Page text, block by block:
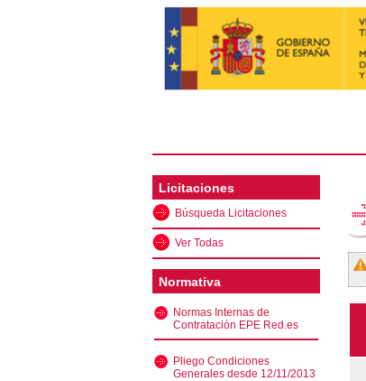
Licitaciones
Búsqueda Licitaciones
Ver Todas
Normativa
Normas Internas de
Contratación EPE Red.es
Pliego Condiciones
Generales desde 12/11/2013